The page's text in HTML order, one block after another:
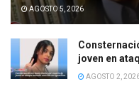
AGOSTO 5, 2026
joven en
AGOSTO 2,